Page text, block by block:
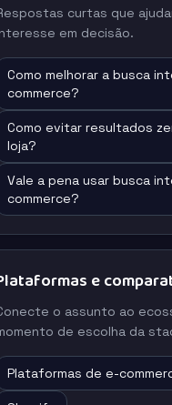
curtas que
em decisão.
Como melhorar a busca
commerce?
Como evitar resultados
loja?
Vale a pena usar busca
commerce?
e
o assunto ao
de escolha da
Plataformas de e-